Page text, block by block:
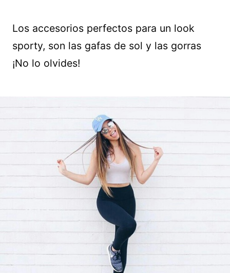
Los accesorios perfectos para un look
sporty, son las gafas de sol y las gorras
¡No lo olvides!